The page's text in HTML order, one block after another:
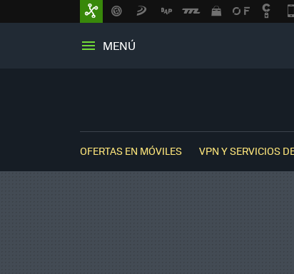
MENÚ
OFERTAS EN MÓVILES VPN Y SERVICIOS